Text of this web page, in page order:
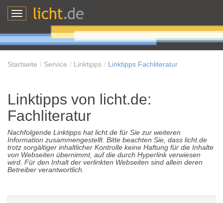
Toggle
Startseite Service Linktipps Linktipps Fachliteratur
Linktipps von licht.de:
Fachliteratur
Nachfolgende Linktipps hat licht.de für Sie zur weiteren
Information zusammengestellt. Bitte beachten Sie, dass licht.de
trotz sorgältiger inhaltlicher Kontrolle keine Haftung für die Inhalte
von Webseiten übernimmt, auf die durch Hyperlink verwiesen
wird. Für den Inhalt der verlinkten Webseiten sind allein deren
Betreiber verantwortlich.